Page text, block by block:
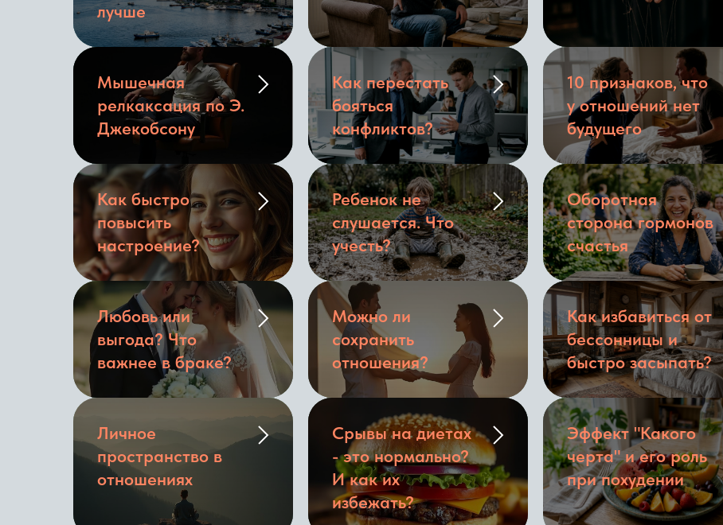
лучше
Мышечная
релкаксация по Э.
Джекобсону
Как перестать
бояться
конфликтов?
10 признаков, что
у отношений нет
будущего
Как быстро
повысить
настроение?
Ребенок не
слушается. Что
учесть?
Оборотная
сторона гормонов
счастья
Любовь или
выгода? Что
важнее в браке?
Можно ли
сохранить
отношения?
Как избавиться от
бессонницы и
быстро засыпать?
Личное
пространство в
отношениях
Срывы на диетах
- это нормально?
И как их
избежать?
Эффект "Какого
черта" и его роль
при похудении